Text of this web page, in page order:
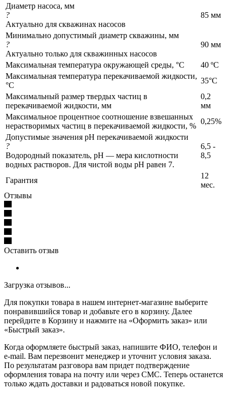
Диаметр насоса, мм
?
Актуально для скважинах насосов
85 мм
Минимально допустимый диаметр скважины, мм
?
Актуально только для скважинных насосов
90 мм
Максимальная температура окружающей среды, °C
40 ºС
Максимальная температура перекачиваемой жидкости,
°C
35°С
Максимальный размер твердых частиц в
перекачиваемой жидкости, мм
0,2
мм
Максимальное процентное соотношение взвешанных
нерастворимых частиц в перекачиваемой жидкости, %
0,25%
Допустимые значения pH перекачиваемой жидкости
?
Водородный показатель, pH — мера кислотности
водных растворов. Для чистой воды pH равен 7.
6,5 -
8,5
Гарантия
12
мес.
Отзывы
Оставить отзыв
Загрузка отзывов...
Для покупки товара в нашем интернет-магазине выберите
понравившийся товар и добавьте его в корзину. Далее
перейдите в Корзину и нажмите на «Оформить заказ» или
«Быстрый заказ».
Когда оформляете быстрый заказ, напишите ФИО, телефон и
e-mail. Вам перезвонит менеджер и уточнит условия заказа.
По результатам разговора вам придет подтверждение
оформления товара на почту или через СМС. Теперь останется
только ждать доставки и радоваться новой покупке.